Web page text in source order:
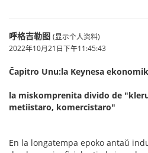
呼格吉勒图 (显示个人资料)
2022年10月21日下午11:45:43
Ĉapitro Unu:la Keynesa
la miskomprenita divido de
metiistaro, komercistaro"
En la longatempa epoko antaŭ